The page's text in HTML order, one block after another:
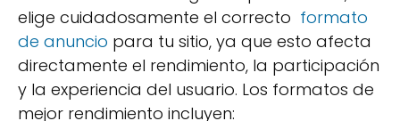
elige cuidadosamente el correcto formato
de anuncio para tu sitio, ya que esto afecta
directamente el rendimiento, la participación
y la experiencia del usuario. Los formatos de
mejor rendimiento incluyen: